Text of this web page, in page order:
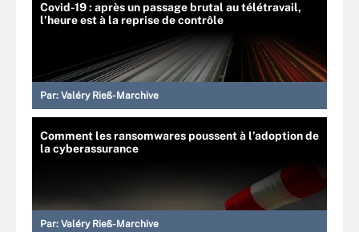
Covid-19 : après un passage brutal au télétravail,
l’heure est à la reprise de contrôle
Par: Valéry Rieß-Marchive
Comment les ransomwares poussent à l’adoption de
la cyberassurance
Par: Valéry Rieß-Marchive